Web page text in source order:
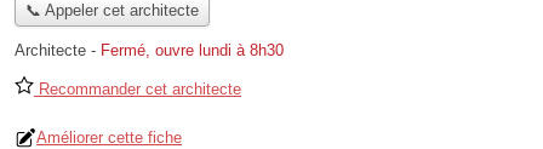
📞 Appeler cet architecte
Architecte - Fermé, ouvre lundi à 8h30
Recommander cet architecte
Améliorer cette fiche